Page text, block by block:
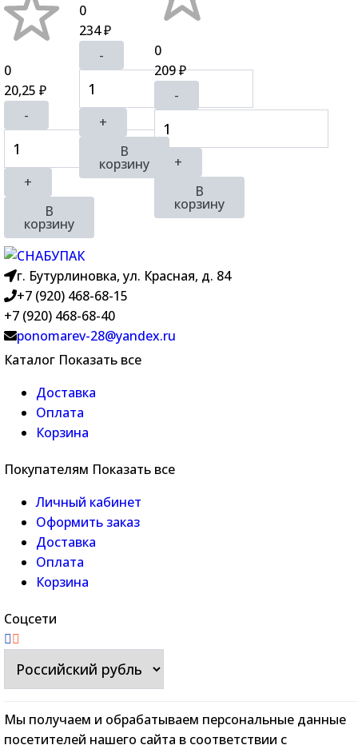
0
20,25 ₽
-
+
В
корзину
0
234₽
-
+
В
корзину
0
209₽
-
+
В
корзину
г. Бутурлиновка, ул. Красная, д. 84
+7 (920) 468-68-15
+7 (920) 468-68-40
ponomarev-28@yandex.ru
Каталог Показать все
Доставка
Оплата
Корзина
Покупателям Показать все
Личный кабинет
Оформить заказ
Доставка
Оплата
Корзина
Соцсети
Мы получаем и обрабатываем персональные данные
посетителей нашего сайта в соответствии с